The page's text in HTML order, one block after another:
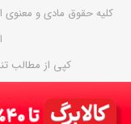
کلیه حقوق مادی و
کپی از مطالب